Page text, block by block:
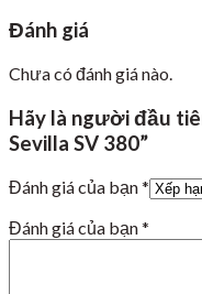
Đánh giá
Chưa có đánh giá nào.
Hãy là người đầu
Sevilla SV 380”
Đánh giá của bạn*
Đánh giá của bạn*